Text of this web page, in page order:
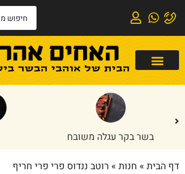
בשר בקר עגלה משובח
דף הבית » חנות » רוטב ננדוס פרי פרי חריף